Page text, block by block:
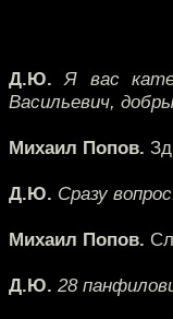
Д.Ю. Я вас
Васильевич,
Михаил Попов.
Д.Ю. Сразу
Михаил Попов.
Д.Ю. 28